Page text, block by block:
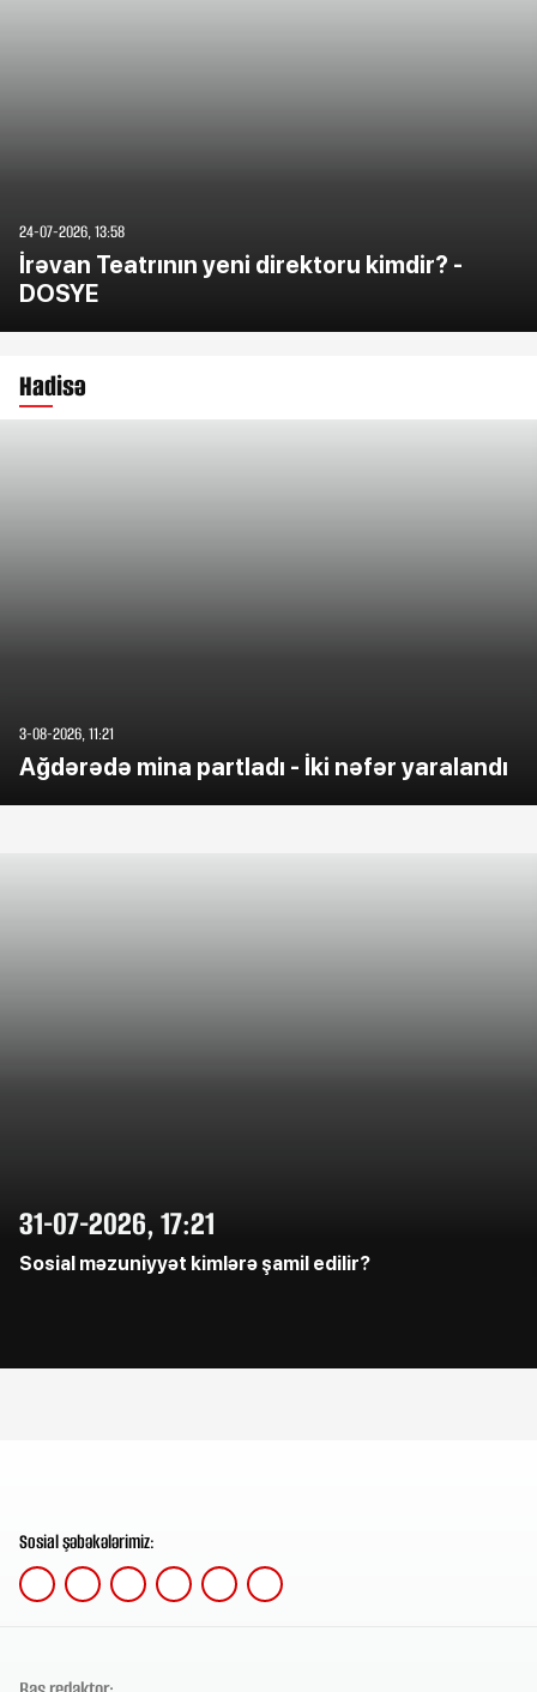
24-07-2026, 13:58
İrəvan Teatrının yeni direktoru kimdir? -
DOSYE
Hadisə
3-08-2026, 11:21
Ağdərədə mina partladı - İki nəfər yaralandı
31-07-2026, 17:21
Sosial məzuniyyət kimlərə şamil edilir?
Sosial şəbəkələrimiz: